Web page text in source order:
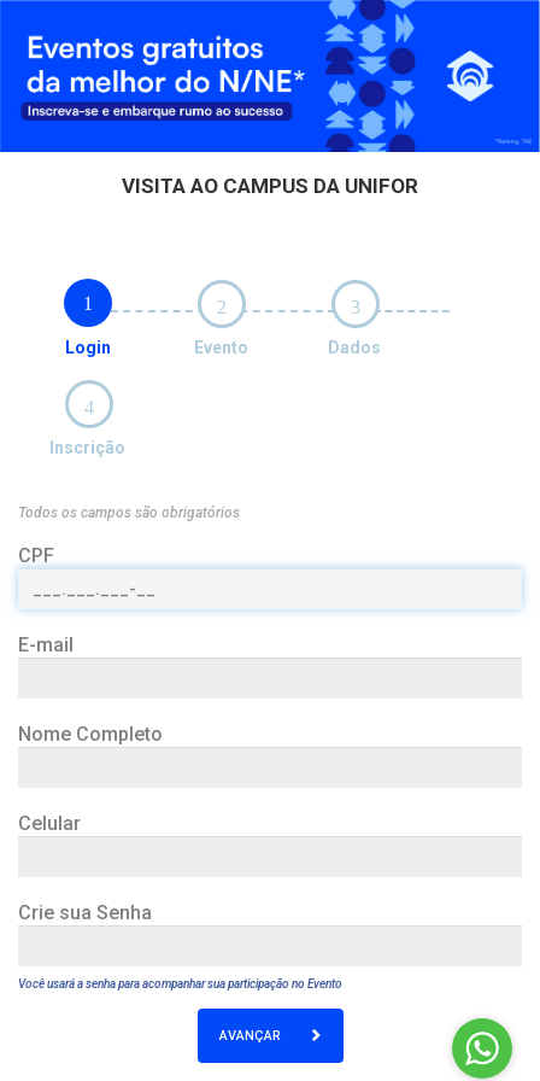
VISITA AO CAMPUS DA UNIFOR
1
Login
2
Evento
3
Dados
4
Inscrição
Todos os campos são obrigatórios
CPF
E-mail
Nome Completo
Celular
Crie sua Senha
Você usará a senha para acompanhar sua participação no Evento
AVANÇAR